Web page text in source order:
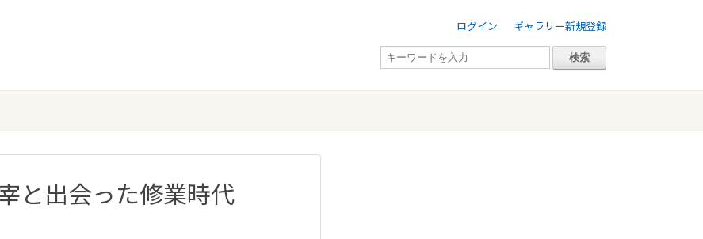
ログイン ギャラリー新規登録
と出会った修業時代